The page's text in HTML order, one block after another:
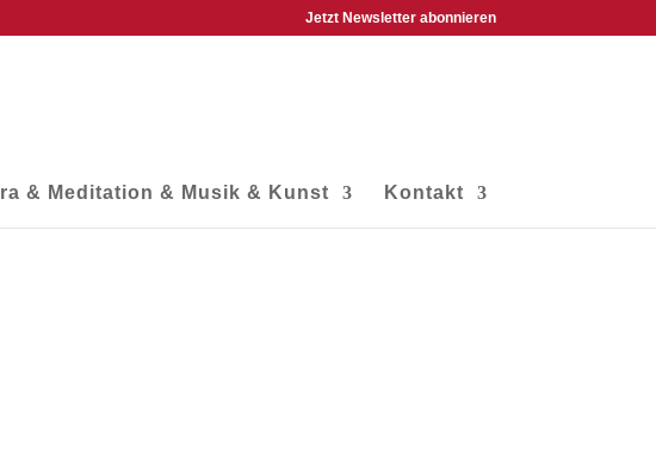
Jetzt Newsletter abonnieren
& Meditation & Musik & Kunst Kontakt